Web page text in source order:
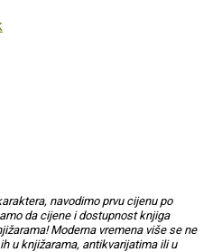
navodimo prvu cijenu po
da cijene i dostupnost knjiga
Moderna vremena više se ne
u knjižarama, antikvarijatima ili u